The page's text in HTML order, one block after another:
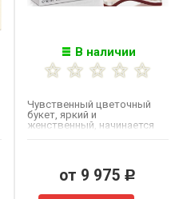
В наличии
Чувственный цветочный
букет, яркий и
женственный, начинается
от 9 975 Р